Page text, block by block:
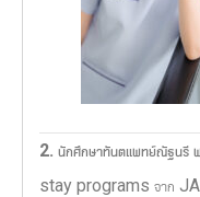
2. นักศึกษาทันตแพทย์ณัฐนรี
stay programs จาก